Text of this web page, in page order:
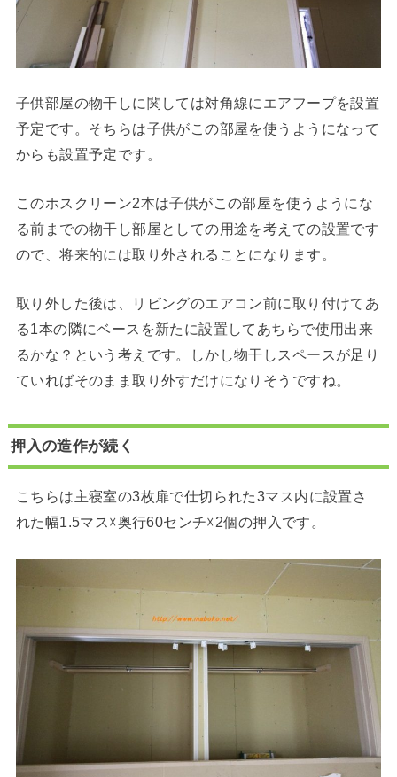
子供部屋の物干しに関しては対角線にエアフープを設置
予定です。そちらは子供がこの部屋を使うようになって
からも設置予定です。
このホスクリーン2本は子供がこの部屋を使うようにな
る前までの物干し部屋としての用途を考えての設置です
ので、将来的には取り外されることになります。
取り外した後は、リビングのエアコン前に取り付けてあ
る1本の隣にベースを新たに設置してあちらで使用出来
るかな？という考えです。しかし物干しスペースが足り
ていればそのまま取り外すだけになりそうですね。
押入の造作が続く
こちらは主寝室の3枚扉で仕切られた3マス内に設置さ
れた幅1.5マス☓奥行60センチ☓2個の押入です。